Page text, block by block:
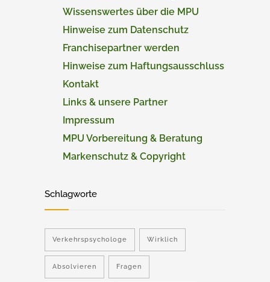
Wissenswertes über die MPU
Hinweise zum Datenschutz
Franchisepartner werden
Hinweise zum Haftungsausschluss
Kontakt
Links & unsere Partner
Impressum
MPU Vorbereitung & Beratung
Markenschutz & Copyright
Schlagworte
Verkehrspsychologe Wirklich
Absolvieren Fragen